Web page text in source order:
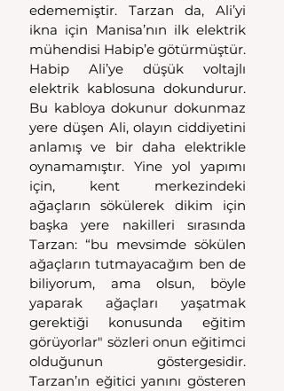
edememiştir. Tarzan da, Ali’yi
ikna için Manisa’nın ilk elektrik
mühendisi Habip’e götürmüştür.
Habip Ali’ye düşük voltajlı
elektrik kablosuna dokundurur.
Bu kabloya dokunur dokunmaz
yere düşen Ali, olayın ciddiyetini
anlamış ve bir daha elektrikle
oynamamıştır. Yine yol yapımı
için, kent merkezindeki
ağaçların sökülerek dikim için
başka yere nakilleri sırasında
Tarzan: “bu mevsimde sökülen
ağaçların tutmayacağım ben de
biliyorum, ama olsun, böyle
yaparak ağaçları yaşatmak
gerektiği konusunda eğitim
görüyorlar" sözleri onun eğitimci
olduğunun göstergesidir.
Tarzan’ın eğitici yanını gösteren